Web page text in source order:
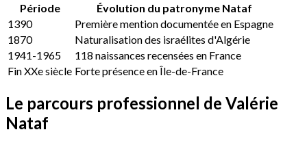
Période
Évolution du patronyme Nataf
1390
Première mention documentée en Espagne
1870
Naturalisation des israélites d'Algérie
1941-1965
118 naissances recensées en France
Fin XXe siècle Forte présence en Île-de-France
Le parcours professionnel de Valérie
Nataf